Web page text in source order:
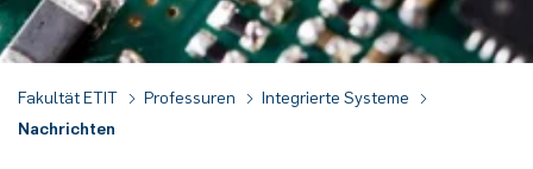
Fakultät ETIT Professuren
Integrierte Systeme
Nachrichten
Akademische Feier 2018
CrossING-2017
Ausbildung
Plaque-CharM
Kommunikationstechnik
Duales Studium / Praxisintegrierendes ­Studium
Studium mit Forschungspraxis
Österreich